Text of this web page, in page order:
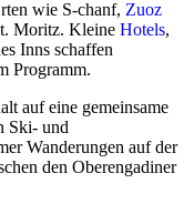
wie S-chanf, Zuoz
Moritz. Kleine Hotels,
Inns schaffen
Programm.
auf eine gemeinsame
Ski- und
Wanderungen auf der
den Oberengadiner